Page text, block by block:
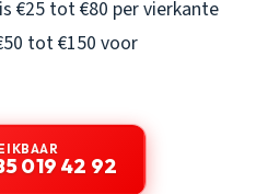
€25 tot €80 per vierkante
tot €150 voor
019 42 92